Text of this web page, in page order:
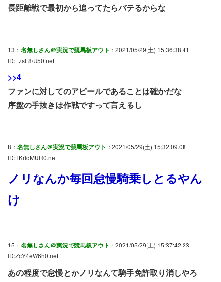
長距離戦で最初から追ってたらバテるからな
13： 名無しさん＠実況で競馬板アウト ：2021/05/29(土) 15:36:38.41
ID:+zsF8/U50.net
>>4
ファンに対してのアピールであることは確かだな
序盤の手抜きは作戦ですって言えるし
8： 名無しさん＠実況で競馬板アウト ：2021/05/29(土) 15:32:09.08
ID:TKrIdMUR0.net
ノリなんか毎回怠慢騎乗しとるやん
け
15： 名無しさん＠実況で競馬板アウト ：2021/05/29(土) 15:37:42.23
ID:ZcY4eW6h0.net
あの程度で怠慢とかノリなんて騎手免許取り消しやろ